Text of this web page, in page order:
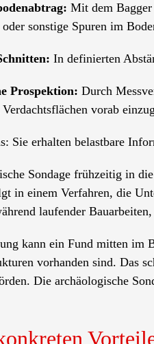
Mit dem
sonstige Spuren im
In definierten
Prospektion: Durch
vorab
Sie erhalten belastbare
Sondage frühzeitig in
in einem Verfahren, die
laufender
kann ein Fund mitten im
vorhanden sind. Das
Die archäologische